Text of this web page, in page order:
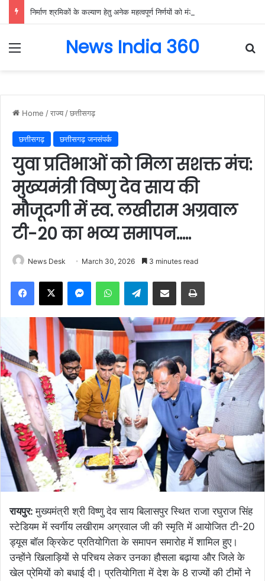
Menu News India 360
Home /राज्य /छत्तीसगढ़
छत्तीसगढ़ छत्तीसगढ़ जनसंपर्क
युवा प्रतिभाओं को मिला सशक्त मंच:
मुख्यमंत्री विष्णु देव साय की
मौजूदगी में स्व. लखीराम अग्रवाल
टी-20 का भव्य समापन…..
News Desk March 30, 2026 3 minutes read
Facebook
X MessengerWhatsAppTelegramShare via Email Print
रायपुर:मुख्यमंत्री श्री विष्णु देव साय बिलासपुर स्थित राजा रघुराज सिंह
स्टेडियम में स्वर्गीय लखीराम अग्रवाल जी की स्मृति में आयोजित टी-20
ड्यूस बॉल क्रिकेट प्रतियोगिता के समापन समारोह में शामिल हुए।
उन्होंने खिलाड़ियों से परिचय लेकर उनका हौसला बढ़ाया और जिले के
खेल प्रेमियों को बधाई दी। प्रतियोगिता में देश के 8 राज्यों की टीमों ने